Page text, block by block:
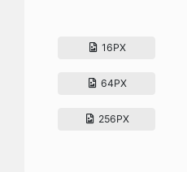
16PX
64PX
256PX